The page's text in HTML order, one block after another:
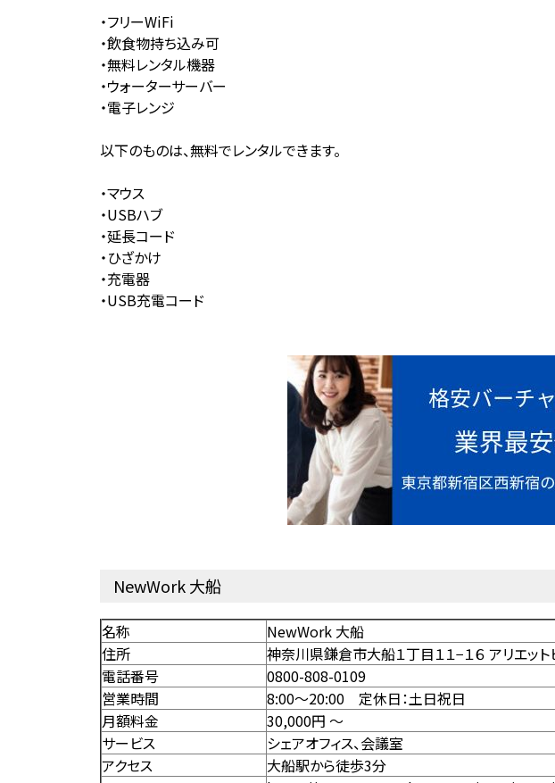
・フリーWiFi
・飲食物持ち込み可
・無料レンタル機器
・ウォーターサーバー
・電子レンジ
以下のものは、無料でレンタルできます。
・マウス
・USBハブ
・延長コード
・ひざかけ
・充電器
・USB充電コード
NewWork 大船
名称
NewWork 大船
住所
神奈川県鎌倉市大船１丁目１１−１６ アリエット
電話番号
0800-808-0109
営業時間
8:00～20:00 定休日：土日祝日
月額料金
30,000円 〜
サービス
シェアオフィス、会議室
アクセス
⼤船駅から徒歩3分